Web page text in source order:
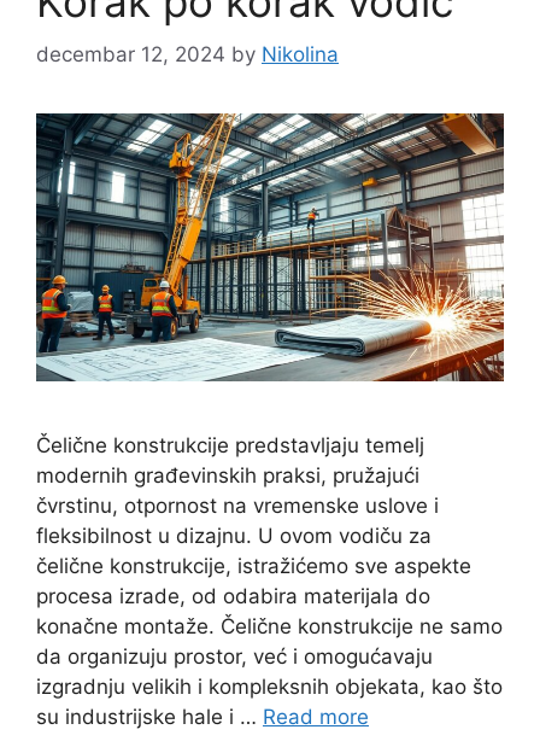
decembar 12, 2024 by Nikolina
Čelične konstrukcije predstavljaju temelj
modernih građevinskih praksi, pružajući
čvrstinu, otpornost na vremenske uslove i
fleksibilnost u dizajnu. U ovom vodiču za
čelične konstrukcije, istražićemo sve aspekte
procesa izrade, od odabira materijala do
konačne montaže. Čelične konstrukcije ne samo
da organizuju prostor, već i omogućavaju
izgradnju velikih i kompleksnih objekata, kao što
su industrijske hale i … Read more